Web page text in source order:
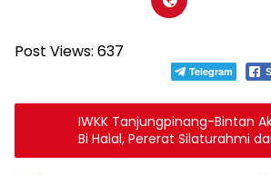
Post Views: 637
Telegram
IWKK Tanjungpinang-Bintan
Bi Halal, Pererat Silaturahmi
Kebersamaan